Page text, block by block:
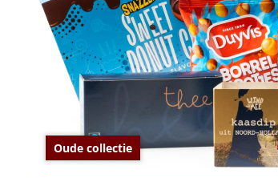
Oude collectie